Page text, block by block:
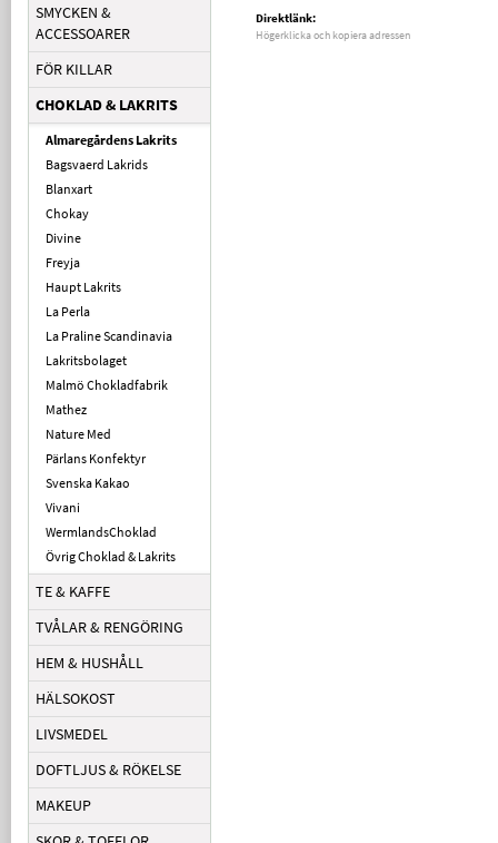
SMYCKEN &
ACCESSOARER
FÖR KILLAR
CHOKLAD & LAKRITS
Almaregårdens Lakrits
Bagsvaerd Lakrids
Blanxart
Chokay
Divine
Freyja
Haupt Lakrits
La Perla
La Praline Scandinavia
Lakritsbolaget
Malmö Chokladfabrik
Mathez
Nature Med
Pärlans Konfektyr
Svenska Kakao
Vivani
WermlandsChoklad
Övrig Choklad & Lakrits
TE & KAFFE
TVÅLAR & RENGÖRING
HEM & HUSHÅLL
HÄLSOKOST
LIVSMEDEL
DOFTLJUS & RÖKELSE
MAKEUP
Direktlänk:
Högerklicka och kopiera adressen